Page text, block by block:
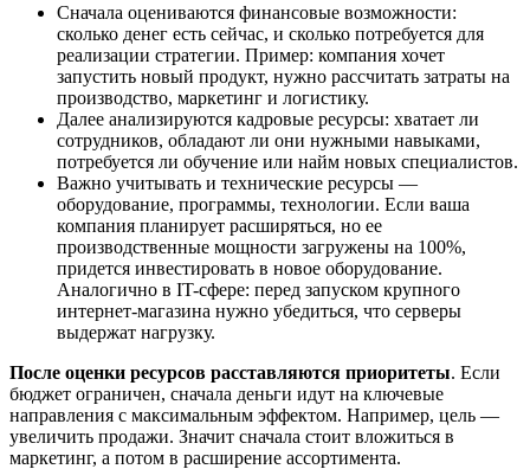
Сначала оцениваются финансовые возможности:
сколько денег есть сейчас, и сколько потребуется для
реализации стратегии. Пример: компания хочет
запустить новый продукт, нужно рассчитать затраты на
производство, маркетинг и логистику.
Далее анализируются кадровые ресурсы: хватает ли
сотрудников, обладают ли они нужными навыками,
потребуется ли обучение или найм новых специалистов.
Важно учитывать и технические ресурсы —
оборудование, программы, технологии. Если ваша
компания планирует расширяться, но ее
производственные мощности загружены на 100%,
придется инвестировать в новое оборудование.
Аналогично в IT-сфере: перед запуском крупного
интернет-магазина нужно убедиться, что серверы
выдержат нагрузку.
После оценки ресурсов расставляются приоритеты. Если
бюджет ограничен, сначала деньги идут на ключевые
направления с максимальным эффектом. Например, цель —
увеличить продажи. Значит сначала стоит вложиться в
маркетинг, а потом в расширение ассортимента.